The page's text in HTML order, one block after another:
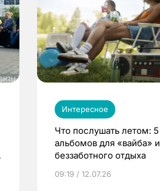
Интересное
Что послушать летом: 5
альбомов для «вайба» и
беззаботного отдыха
09:19 / 12.07.26